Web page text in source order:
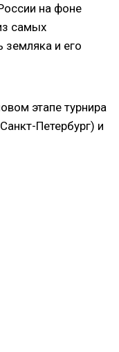
на фоне
самых
и его
этапе турнира
Петербург) и